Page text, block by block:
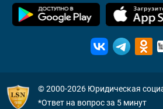
© 2000-2026 Юридическая
*Ответ на вопрос за 5 минут